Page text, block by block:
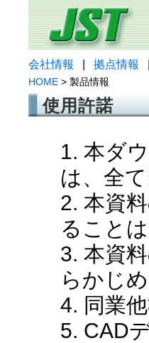
会社情報 拠点情報
HOME > 製品情報
使用許諾
1. 本ダ
は、全
2. 本資
ること
3. 本資
らかじ
4. 同業
5. CAD